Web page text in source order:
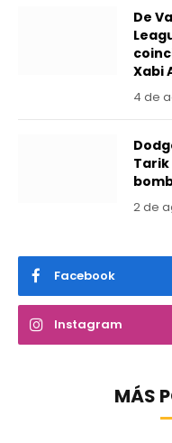
De
Xabi
4 de
Tarik
2 de
Facebook
Instagram
MÁS